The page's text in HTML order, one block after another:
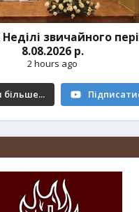
Неділі звичайного
8.08.2026 р.
2 hours ago
більше...